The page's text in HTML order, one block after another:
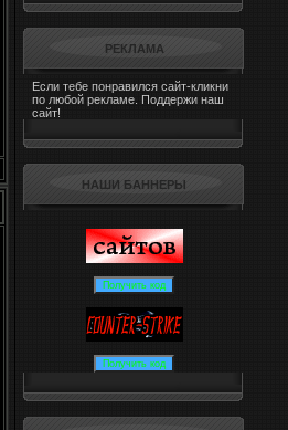
РЕКЛАМА
Если тебе понравился сайт-кликни
по любой рекламе. Поддержи наш
сайт!
НАШИ БАННЕРЫ